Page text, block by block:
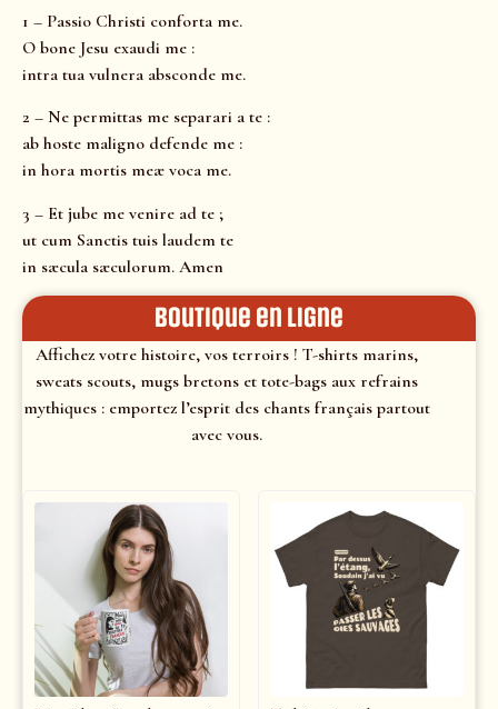
1 – Passio Christi conforta me.
O bone Jesu exaudi me :
intra tua vulnera absconde me.
2 – Ne permittas me separari a te :
ab hoste maligno defende me :
in hora mortis meæ voca me.
3 – Et jube me venire ad te ;
ut cum Sanctis tuis laudem te
in sæcula sæculorum. Amen
Boutique en ligne
Affichez votre histoire, vos terroirs ! T-shirts marins,
sweats scouts, mugs bretons et tote-bags aux refrains
mythiques : emportez l’esprit des chants français partout
avec vous.